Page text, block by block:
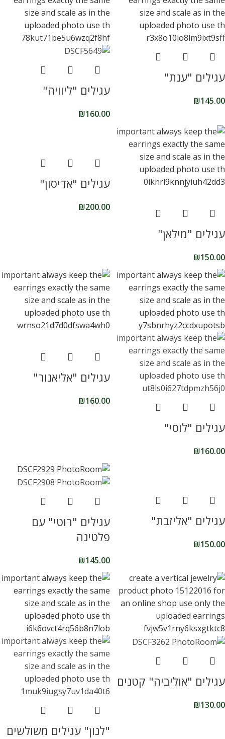
עגילים "ענת"
₪145.00
עגילים "ליוויה"
₪160.00
עגילים "מילאן"
₪150.00
עגילים "אדיסון"
₪200.00
עגילים "לוסי"
₪160.00
עגילים "אליאנור"
₪160.00
עגילים "אליזבת"
₪150.00
עגילים "רוטי" עם
פלטינה
₪145.00
עגילים "אוליביה" קטנים
₪130.00
"לנון" עגילים משולשים